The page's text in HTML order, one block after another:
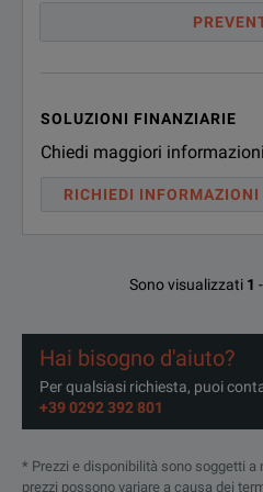
SOLUZIONI FINANZIARIE
Chiedi maggiori
RICHIEDI INFORMAZIONI
Sono visualizzati 1 -
Hai bisogno d'aiuto?
Per qualsiasi richiesta, puoi
+39 0292 392 801
* Prezzi e disponibilità sono soggetti a
prezzi possono variare a causa dei
Antenna testing
Low loss system cables